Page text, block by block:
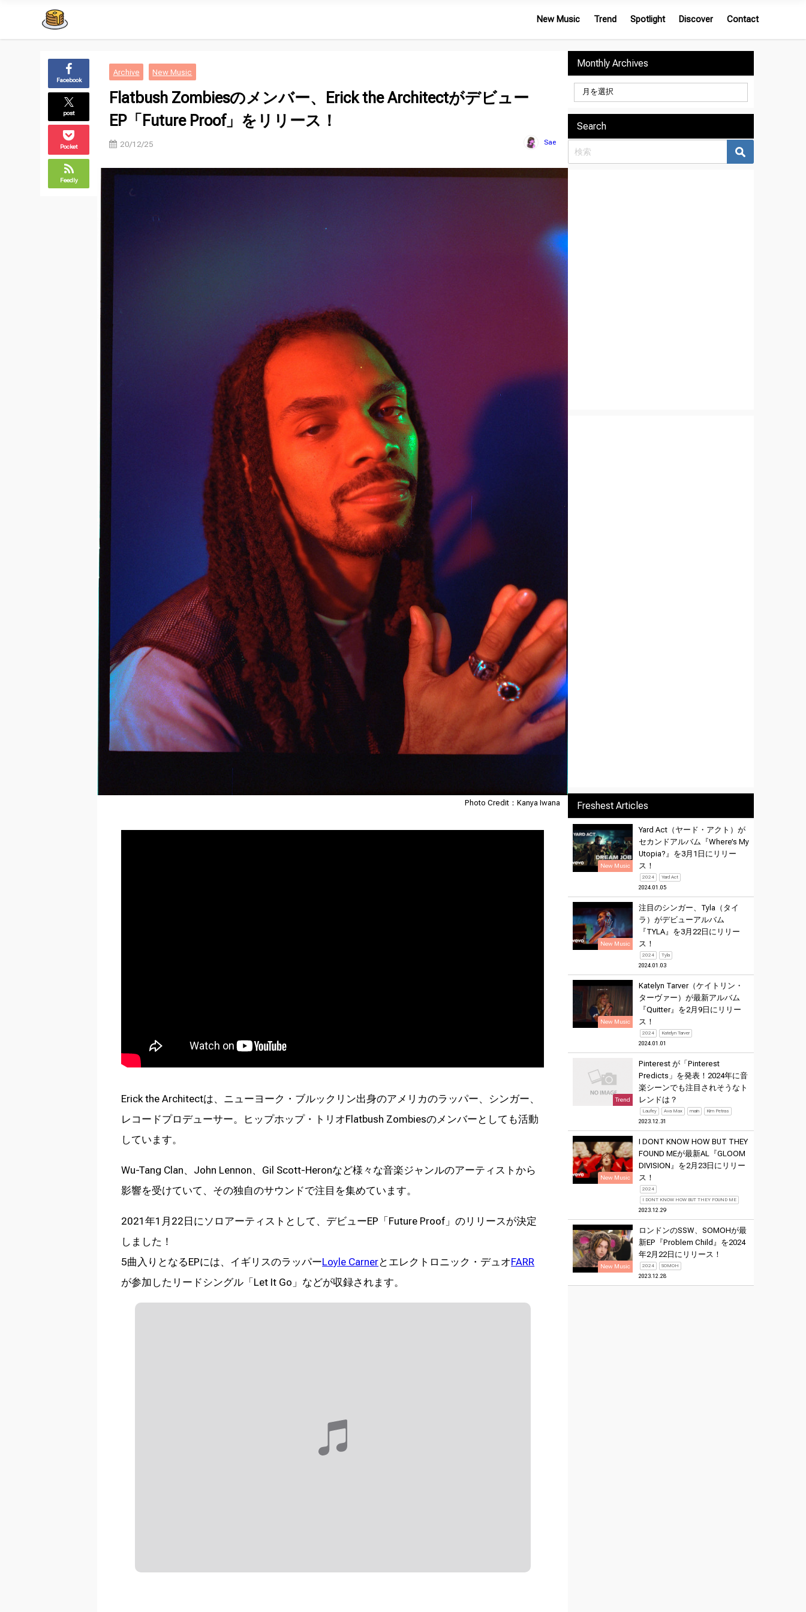
New Music Trend Spotlight Discover Contact
Facebook
post
Pocket
Feedly
Archive New Music
Flatbush Zombiesのメンバー、Erick the Architectがデビュー
EP「Future Proof」をリリース！
20/12/25 Sae
Photo Credit：Kanya Iwana
Erick the Architectは、ニューヨーク・ブルックリン出身のアメリカのラッパー、シンガー、
レコードプロデューサー。ヒップホップ・トリオFlatbush Zombiesのメンバーとしても活動
しています。
Wu-Tang Clan、John Lennon、Gil Scott-Heronなど様々な音楽ジャンルのアーティストから
影響を受けていて、その独自のサウンドで注目を集めています。
2021年1月22日にソロアーティストとして、デビューEP「Future Proof」のリリースが決定
しました！
5曲入りとなるEPには、イギリスのラッパーLoyle Carnerとエレクトロニック・デュオFARR
が参加したリードシングル「Let It Go」などが収録されます。
Monthly Archives
Search
Freshest Articles
New Music
Yard Act（ヤード・アクト）が
セカンドアルバム『Where’s My
Utopia?』を3月1日にリリー
ス！
2024 Yard Act
2024.01.05
New Music
注目のシンガー、Tyla（タイ
ラ）がデビューアルバム
『TYLA』を3月22日にリリー
ス！
2024 Tyla
2024.01.03
New Music
Katelyn Tarver（ケイトリン・
ターヴァー）が最新アルバム
『Quitter』を2月9日にリリー
ス！
2024 Katelyn Tarver
2024.01.01
Trend
Pinterest が「Pinterest
Predicts」を発表！2024年に音
楽シーンでも注目されそうなト
レンドは？
Laufey Ava Max main Kim Petras
2023.12.31
New Music
I DONT KNOW HOW BUT THEY
FOUND MEが最新AL『GLOOM
DIVISION』を2月23日にリリー
ス！
2024
I DONT KNOW HOW BUT THEY FOUND ME
2023.12.29
New Music
ロンドンのSSW、SOMOHが最
新EP『Problem Child』を2024
年2月22日にリリース！
2024 SOMOH
2023.12.28